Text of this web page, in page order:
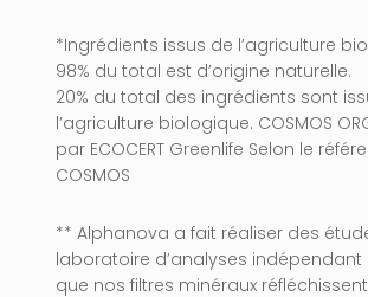
*Ingrédients issus de l’agriculture
98% du total est d’origine naturelle.
20% du total des ingrédients sont
l’agriculture biologique. COSMOS
par ECOCERT Greenlife Selon le
COSMOS
** Alphanova a fait réaliser des
laboratoire d’analyses
que nos filtres minéraux réfléchissent